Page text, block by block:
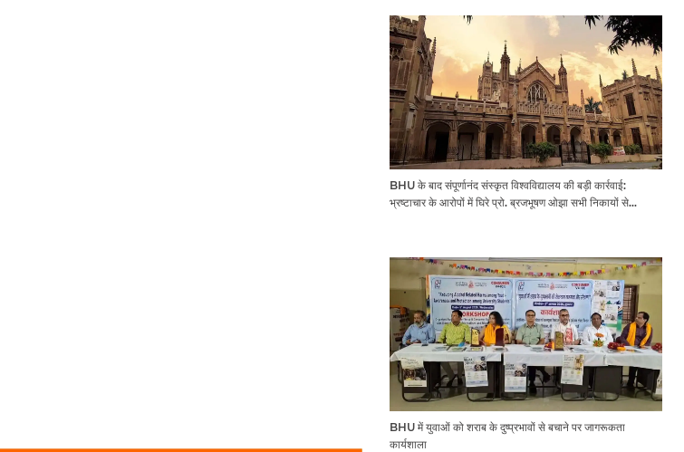
BHU के बाद संपूर्णानंद संस्कृत विश्वविद्यालय की बड़ी कार्रवाई:
भ्रष्टाचार के आरोपों में घिरे प्रो. ब्रजभूषण ओझा सभी निकायों से
BHU में युवाओं को शराब के दुष्प्रभावों से बचाने पर जागरूकता
कार्यशाला